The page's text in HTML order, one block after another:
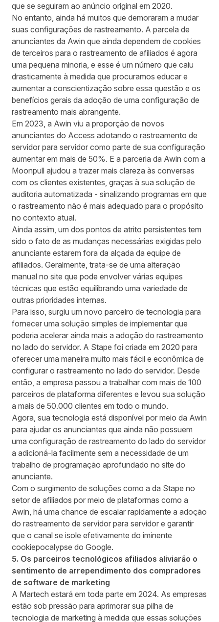
que se seguiram ao anúncio original em 2020.
No entanto, ainda há muitos que demoraram a mudar
suas configurações de rastreamento. A parcela de
anunciantes da Awin que ainda dependem de cookies
de terceiros para o rastreamento de afiliados é agora
uma pequena minoria, e esse é um número que caiu
drasticamente à medida que procuramos educar e
aumentar a conscientização sobre essa questão e os
benefícios gerais da adoção de uma configuração de
rastreamento mais abrangente.
Em 2023, a Awin viu a proporção de novos
anunciantes do Access adotando o rastreamento de
servidor para servidor como parte de sua configuração
aumentar em mais de 50%. E a parceria da Awin com a
Moonpull ajudou a trazer mais clareza às conversas
com os clientes existentes, graças à sua solução de
auditoria automatizada - sinalizando programas em que
o rastreamento não é mais adequado para o propósito
no contexto atual.
Ainda assim, um dos pontos de atrito persistentes tem
sido o fato de as mudanças necessárias exigidas pelo
anunciante estarem fora da alçada da equipe de
afiliados. Geralmente, trata-se de uma alteração
manual no site que pode envolver várias equipes
técnicas que estão equilibrando uma variedade de
outras prioridades internas.
Para isso, surgiu um novo parceiro de tecnologia para
fornecer uma solução simples de implementar que
poderia acelerar ainda mais a adoção do rastreamento
no lado do servidor. A Stape foi criada em 2020 para
oferecer uma maneira muito mais fácil e econômica de
configurar o rastreamento no lado do servidor. Desde
então, a empresa passou a trabalhar com mais de 100
parceiros de plataforma diferentes e levou sua solução
a mais de 50.000 clientes em todo o mundo.
Agora, sua tecnologia está disponível por meio da Awin
para ajudar os anunciantes que ainda não possuem
uma configuração de rastreamento do lado do servidor
a adicioná-la facilmente sem a necessidade de um
trabalho de programação aprofundado no site do
anunciante.
Com o surgimento de soluções como a da Stape no
setor de afiliados por meio de plataformas como a
Awin, há uma chance de escalar rapidamente a adoção
do rastreamento de servidor para servidor e garantir
que o canal se isole efetivamente do iminente
cookiepocalypse do Google.
5. Os parceiros tecnológicos afiliados aliviarão o
sentimento de arrependimento dos compradores
de software de marketing
A Martech estará em toda parte em 2024. As empresas
estão sob pressão para aprimorar sua pilha de
tecnologia de marketing à medida que essas soluções